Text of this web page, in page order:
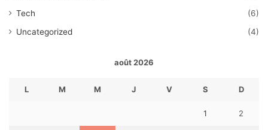
Tech
(6)
Uncategorized
(4)
août 2026
L M M J V S D
1 2